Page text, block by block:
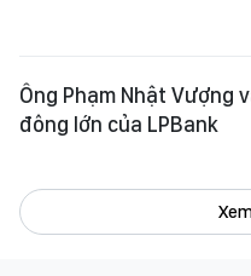
Ông Phạm Nhật Vượng
đông lớn của LPBank